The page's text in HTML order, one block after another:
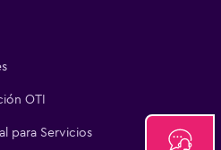
OTI
para Servicios